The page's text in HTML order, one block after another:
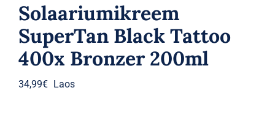
Solaariumikreem
SuperTan Black Tattoo
400x Bronzer 200ml
34,99€ Laos